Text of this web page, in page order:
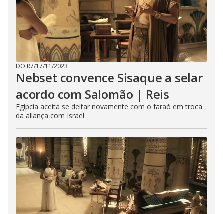
DO R7/17/11/2023
Nebset convence Sisaque a selar
acordo com Salomão | Reis
Egípcia aceita se deitar novamente com o faraó em troca
da aliança com Israel